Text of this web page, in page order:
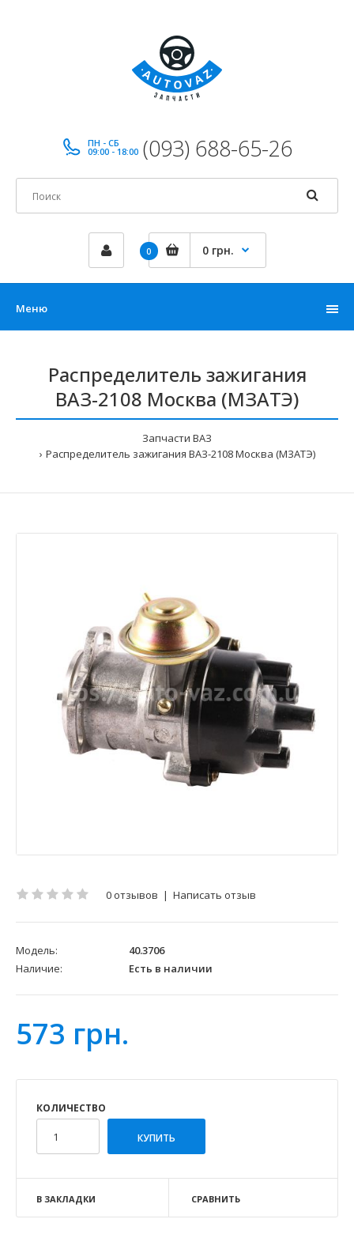
ПН - СБ
09:00 - 18:00 (093) 688-65-26
0 0 грн.
Меню
Распределитель зажигания
ВАЗ-2108 Москва (МЗАТЭ)
Запчасти ВАЗ
Распределитель зажигания ВАЗ-2108 Москва (МЗАТЭ)
0 отзывов | Написать отзыв
Модель:
40.3706
Наличие:
Есть в наличии
573 грн.
КОЛИЧЕСТВО
В ЗАКЛАДКИ СРАВНИТЬ